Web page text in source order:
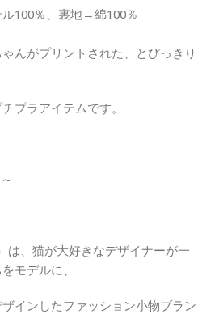
100％、裏地→綿100％
んがプリントされた、とびっきり
プラアイテムです。
は、猫が大好きなデザイナーが一
モデルに、
インしたファッション小物ブラン